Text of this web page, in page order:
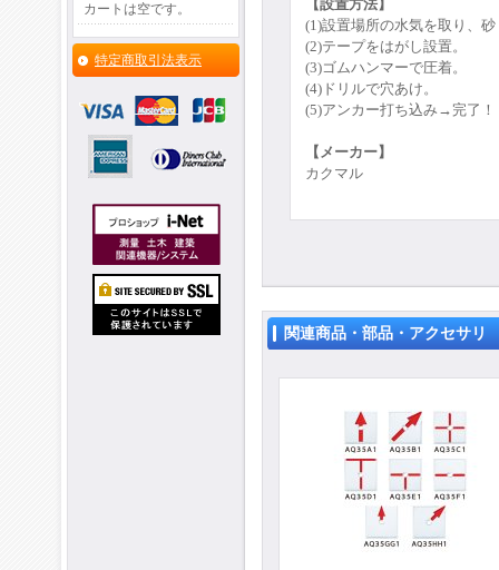
カートは空です。
特定商取引法表示
【設置方法】
(1)設置場所の水気を取り、
(2)テープをはがし設置。
(3)ゴムハンマーで圧着。
(4)ドリルで穴あけ。
(5)アンカー打ち込み→完了！
【メーカー】
カクマル
関連商品・部品・アクセサリ